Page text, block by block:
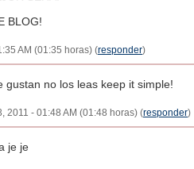
BLOG!
AM (01:35 horas) (responder)
gustan no los leas keep it simple!
2011 - 01:48 AM (01:48 horas) (responder)
je je